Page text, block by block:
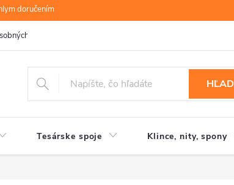
doručením
údajov
Tesárske spoje Klince, nity, spony